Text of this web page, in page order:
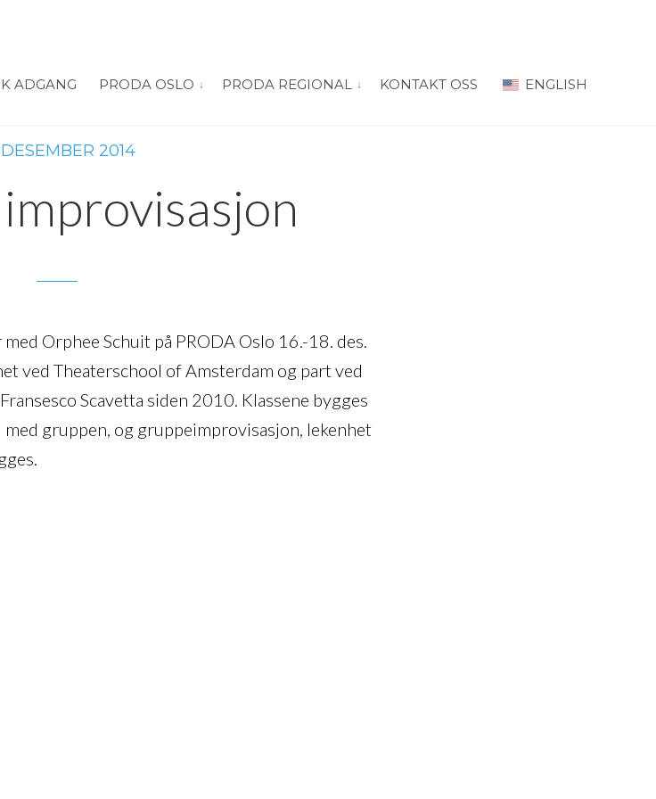
for “Om PRODA”
ADGANG PRODA OSLO vis submeny for “PRODA Oslo”
PRODA REGIONAL vis submeny for “PRODA Regional”
KONTAKT OSS ENGLISH
DESEMBER 2014
Orphee Schuit på PRODA Oslo 16.-18. des.
ved Theaterschool of Amsterdam og part ved
Scavetta siden 2010. Klassene bygges
med gruppen, og gruppeimprovisasjon, lekenhet